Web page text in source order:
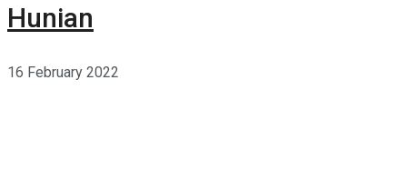
Hunian
16 February 2022